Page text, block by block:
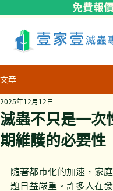
免費報
文章
滅蟲不只是一次
期維護的必要性
2025年12月12日
隨著都市化的加速，家
題日益嚴重。許多人在